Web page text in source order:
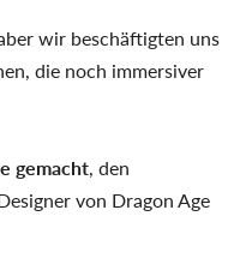
wir beschäftigten uns
die noch immersiver
gemacht, den
von Dragon Age